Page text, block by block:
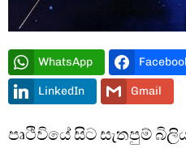
WhatsApp
LinkedIn Gmail
පෘථිවියේ සිට සැතපුම්